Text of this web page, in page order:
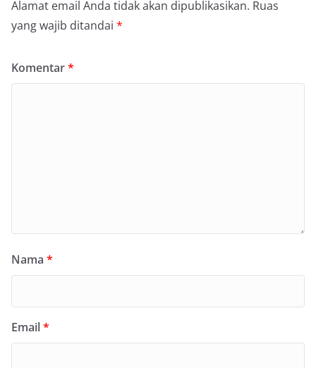
Alamat email Anda tidak akan dipublikasikan. Ruas
yang wajib ditandai *
Komentar*
Nama *
Email*